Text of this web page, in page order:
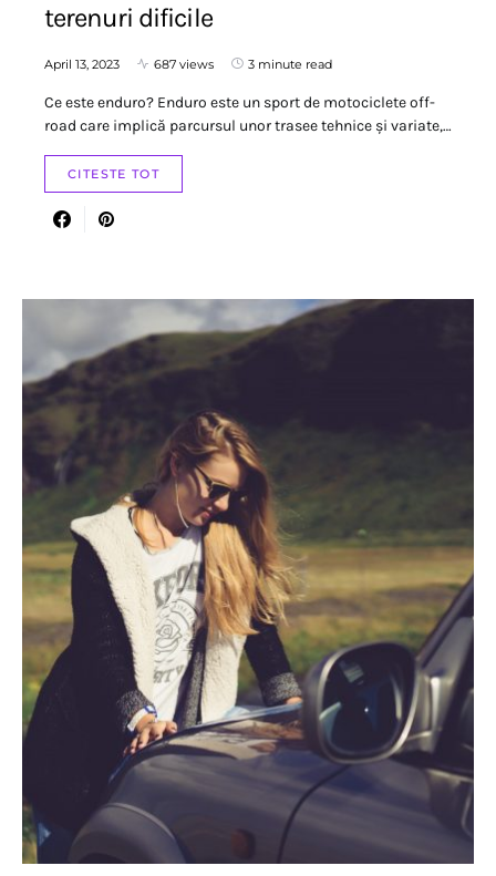
terenuri dificile
April 13, 2023 687 views 3 minute read
Ce este enduro? Enduro este un sport de motociclete off-
road care implică parcursul unor trasee tehnice și variate,…
CITESTE TOT